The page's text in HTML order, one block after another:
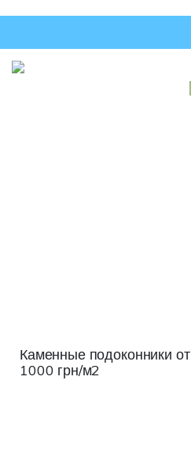
Каменные подоконники от
1000 грн/м2